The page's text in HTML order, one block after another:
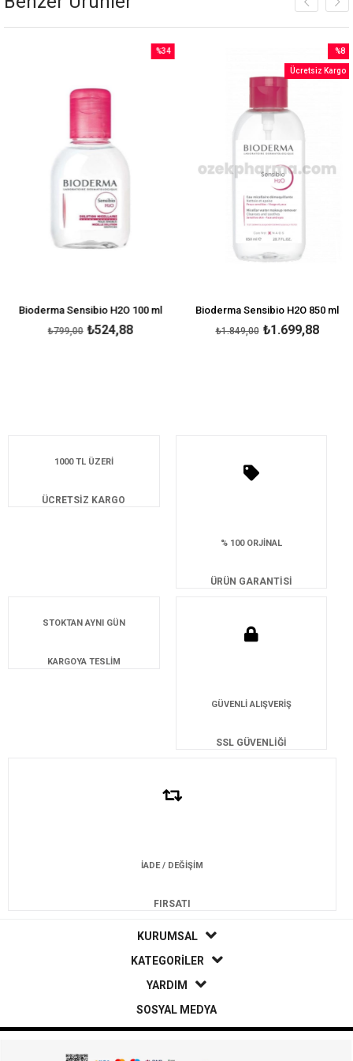
Bioderma Sensibio H2O 100 ml
₺524,88
₺799,00
%34
Bioderma Sensibio H2O 850 ml
₺1.699,88
₺1.849,00
%8
İndirim
Ücretsiz Kargo
1000 TL ÜZERİ
ÜCRETSİZ KARGO
% 100 ORJİNAL
ÜRÜN GARANTİSİ
STOKTAN AYNI GÜN
KARGOYA TESLİM
GÜVENLİ ALIŞVERİŞ
SSL GÜVENLİĞİ
İADE / DEĞİŞİM
FIRSATI
KURUMSAL
KATEGORİLER
YARDIM
SOSYAL MEDYA